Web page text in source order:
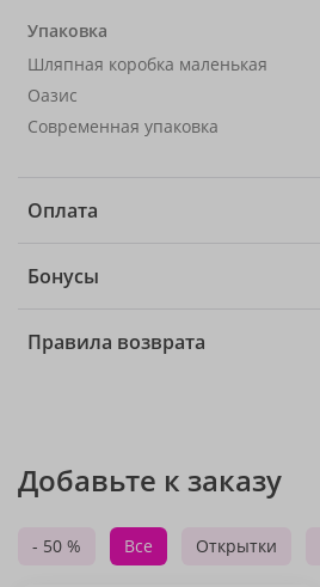
Упаковка
Шляпная коробка маленькая
Оазис
Современная упаковка
Оплата
Бонусы
Правила возврата
Добавьте к заказу
- 50 % Все Открытки